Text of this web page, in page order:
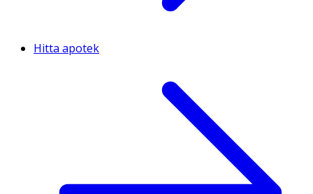
Hitta apotek